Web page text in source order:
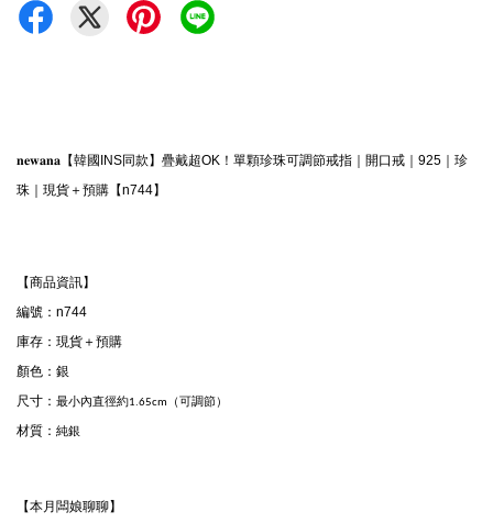
𝐧𝐞𝐰𝐚𝐧𝐚【韓國INS同款】疊戴超OK！單顆珍珠可調節戒指｜開口戒｜925｜珍
珠｜現貨＋預購【n744】
【商品資訊】
編號：n744
庫存：現貨＋預購
顏色：銀
尺寸 ： 最小內直徑約1.65cm（可調節）
材質： 純銀
【本月闆娘聊聊】